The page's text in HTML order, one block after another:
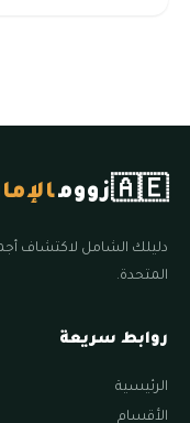
🇦🇪زووم
دليلك الشامل لاكتشاف
المتحدة.
روابط سريعة
الرئيسية
الأقسام